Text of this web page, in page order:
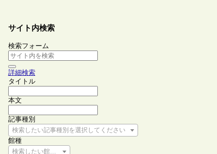
サイト内検索
検索フォーム
詳細検索
タイトル
本文
記事種別
検索したい記事種別を選択してください
館種
検索したい館種を選択してください